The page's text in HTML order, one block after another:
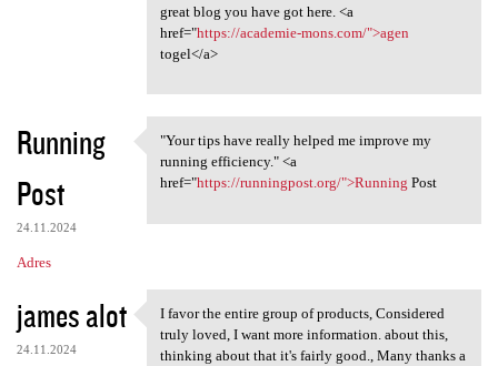
great blog you have got here. <a
href="https://academie-mons.com/">agen
togel</a>
Running
Post
24.11.2024
Adres
"Your tips have really helped
"Your tips have really helped me improve my
running efficiency." <a
href="https://runningpost.org/">Running Post
james alot
24.11.2024
I favor the entire group of
I favor the entire group of products, Considered
truly loved, I want more information. about this,
thinking about that it's fairly good., Many thanks a